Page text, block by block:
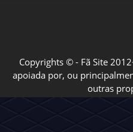
Copyrights © - Fã Site
apoiada por, ou
outras